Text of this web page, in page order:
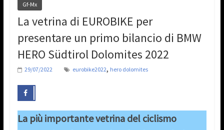
Gf-Mx
La vetrina di EUROBIKE per
presentare un primo bilancio di BMW
HERO Südtirol Dolomites 2022
29/07/2022 eurobike2022, hero dolomites
La più importante vetrina del ciclismo